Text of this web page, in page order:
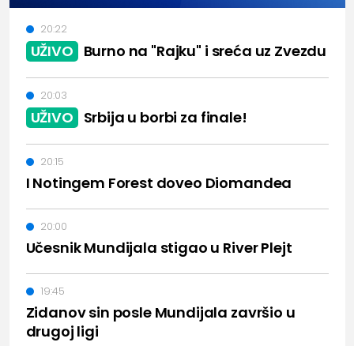
UŽIVO Burno na "Rajku" i sreća uz Zvezdu
20:22
UŽIVO Srbija u borbi za finale!
20:03
I Notingem Forest doveo Diomandea
20:15
Učesnik Mundijala stigao u River Plejt
20:00
Zidanov sin posle Mundijala završio u
drugoj ligi
19:45